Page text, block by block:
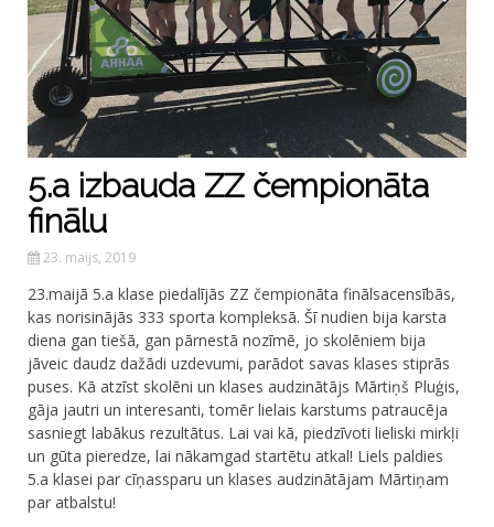
5.a izbauda ZZ čempionāta
finālu
23. maijs, 2019
23.maijā 5.a klase piedalījās ZZ čempionāta finālsacensībās,
kas norisinājās 333 sporta kompleksā. Šī nudien bija karsta
diena gan tiešā, gan pārnestā nozīmē, jo skolēniem bija
jāveic daudz dažādi uzdevumi, parādot savas klases stiprās
puses. Kā atzīst skolēni un klases audzinātājs Mārtiņš Pluģis,
gāja jautri un interesanti, tomēr lielais karstums patraucēja
sasniegt labākus rezultātus. Lai vai kā, piedzīvoti lieliski mirkļi
un gūta pieredze, lai nākamgad startētu atkal! Liels paldies
5.a klasei par cīņassparu un klases audzinātājam Mārtiņam
par atbalstu!